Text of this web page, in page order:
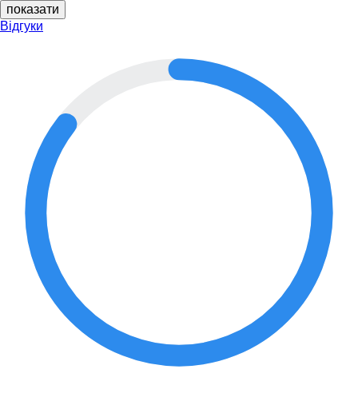
показати
Відгуки